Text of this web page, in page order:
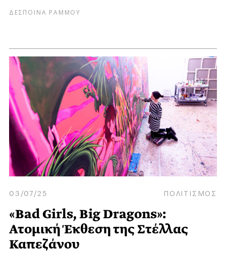
ΔΕΣΠΟΙΝΑ ΡΑΜΜΟΥ
03/07/25 ΠΟΛΙΤΙΣΜΟΣ
«Bad Girls, Big Dragons»:
Ατομική Έκθεση της Στέλλας
Καπεζάνου